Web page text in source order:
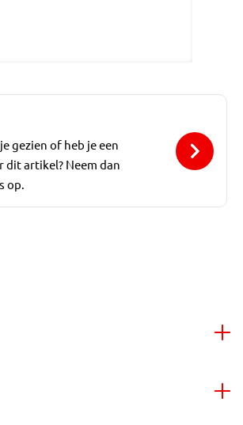
gezien of heb je een
dit artikel? Neem dan
op.